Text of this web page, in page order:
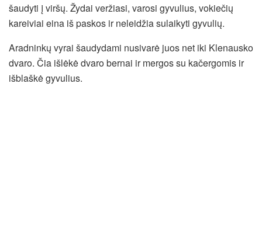
šaudyti į viršų. Žydai veržiasi, varosi gyvulius, vokiečių
kareiviai eina iš paskos ir neleidžia sulaikyti gyvulių.
Aradninkų vyrai šaudydami nusivarė juos net iki Klenausko
dvaro. Čia išlėkė dvaro bernai ir mergos su kačergomis ir
išblaškė gyvulius.